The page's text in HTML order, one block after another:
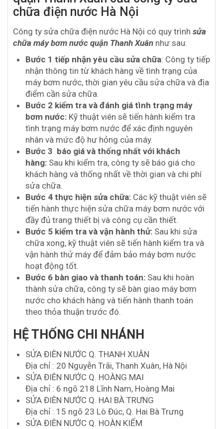
chữa điện nước Hà Nội
Công ty sửa chữa điện nước Hà Nội có quy trình sửa
chữa máy bơm nước quận Thanh Xuân như sau:
Bước 1 tiếp nhận yêu cầu sửa chữa: Công ty tiếp
nhận thông tin từ khách hàng về tình trạng của
máy bơm nước, thời gian yêu cầu sửa chữa và địa
điểm cần sửa chữa.
Bước 2 kiểm tra và đánh giá tình trạng máy
bơm nước: Kỹ thuật viên sẽ tiến hành kiểm tra
tình trạng máy bơm nước để xác định nguyên
nhân và mức độ hư hỏng của máy.
Bước 3 báo giá và thống nhất với khách
hàng: Sau khi kiểm tra, công ty sẽ báo giá cho
khách hàng và thống nhất về thời gian và chi phí
sửa chữa.
Bước 4 thực hiện sửa chữa: Các kỹ thuật viên sẽ
tiến hành thực hiện sửa chữa máy bơm nước với
đầy đủ trang thiết bị và công cụ cần thiết.
Bước 5 kiểm tra và vận hành thử: Sau khi sửa
chữa xong, kỹ thuật viên sẽ tiến hành kiểm tra và
vận hành thử máy để đảm bảo máy bơm nước
hoạt động tốt.
Bước 6 bàn giao và thanh toán: Sau khi hoàn
thành sửa chữa, công ty sẽ bàn giao máy bơm
nước cho khách hàng và tiến hành thanh toán
theo thỏa thuận trước đó.
HỆ THỐNG CHI NHÁNH
SỬA ĐIÊN NƯỚC Q. THANH XUÂN
Địa chỉ : 20 Nguyễn Trãi, Thanh Xuân, Hà Nội
SỬA ĐIÊN NƯỚC Q. HOÀNG MAI
Địa chỉ : 6 ngõ 218 Lĩnh Nam, Hoàng Mai
SỬA ĐIÊN NƯỚC Q. HAI BÀ TRƯNG
Địa chỉ : 15 ngõ 23 Lò Đúc, Q. Hai Bà Trưng
SỬA ĐIÊN NƯỚC Q. HOÀN KIẾM